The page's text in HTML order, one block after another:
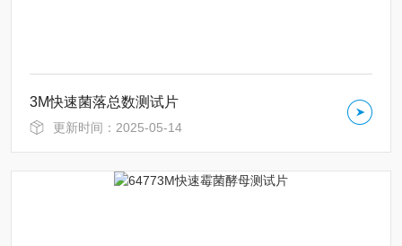
3M快速菌落总数测试片
更新时间：2025-05-14